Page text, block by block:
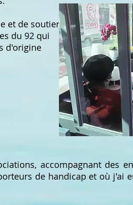
et de soutien
du 92 qui
d'origine
accompagnant des
de handicap et où j'ai